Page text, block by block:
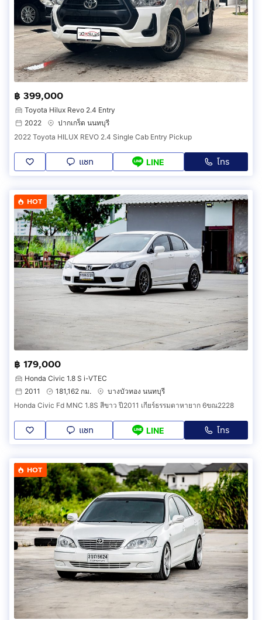
฿ 399,000
Toyota Hilux Revo 2.4 Entry
2022
ปากเกร็ด นนทบุรี
2022 Toyota HILUX REVO 2.4 Single Cab Entry Pickup
แชท LINE โทร
HOT
฿ 179,000
Honda Civic 1.8 S i-VTEC
2011
181,162 กม.
บางบัวทอง นนทบุรี
Honda Civic Fd MNC 1.8S สีขาว ปี2011 เกียร์ธรรมดาหายาก 6ขณ2228
แชท LINE โทร
HOT